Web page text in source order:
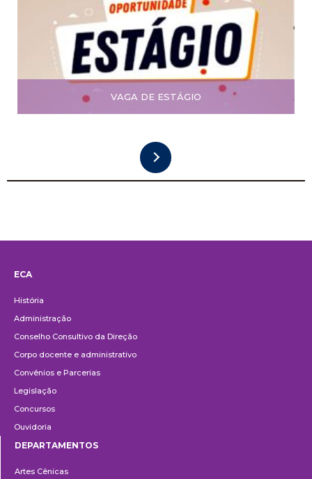
VAGA DE ESTÁGIO
ECA
História
Administração
Conselho Consultivo da Direção
Corpo docente e administrativo
Convênios e Parcerias
Legislação
Concursos
Ouvidoria
DEPARTAMENTOS
Artes Cênicas